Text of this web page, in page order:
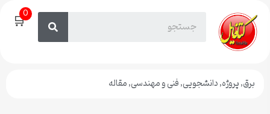
🛒0
برق,پروژه,دانشجویی,فنی و مهندسی,مقاله